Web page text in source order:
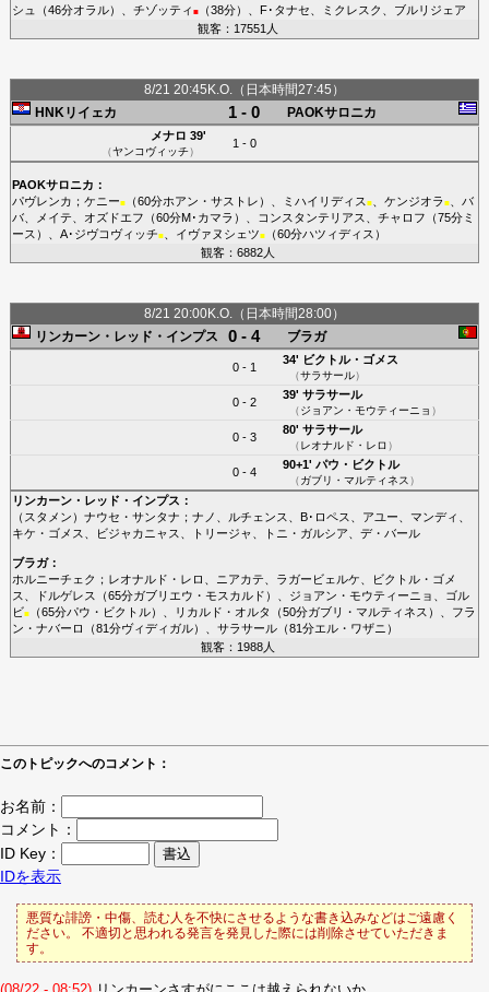
シュ
（46分オラル）、 チゾッティ ■（38分）、 F･タナセ ミクレスク
ブルリジェア
観客：17551人
8/21 20:45K.O.（日本時間27:45）
HNKリイェカ
1 - 0 PAOKサロニカ
メナロ 39'
（ヤンコヴィッチ）
1 - 0
PAOKサロニカ ：
パヴレンカ ； ケニー■（60分ホアン・サストレ ）、 ミハイリディス ■、 ケンジオラ ■、 バ
バ、 メイテ オズドエフ （60分M･カマラ ）、 コンスタンテリアス チャロフ （75分ミ
ース ）、 A･ジヴコヴィッチ■、 イヴァヌシェツ■（60分ハツィディス ）
観客：6882人
8/21 20:00K.O.（日本時間28:00）
リンカーン・レッド・インプス
0 - 4 ブラガ
0 - 1
34' ビクトル・ゴメス
（サラサール）
0 - 2
39' サラサール
（ジョアン・モウティーニョ ）
0 - 3
80' サラサール
（レオナルド・レロ ）
0 - 4
90+1' パウ・ビクトル
（ガブリ・マルティネス ）
リンカーン・レッド・インプス ：
（スタメン） ナウセ・サンタナ ； ナノ ルチェンス B･ロペス アユー マンディ
キケ・ゴメス
ビジャカニャス トリージャ トニ・ガルシア デ・バール
ブラガ：
ホルニーチェク ； レオナルド・レロ ニアカテ ラガービェルケ
ビクトル・ゴメ
ス
ドルゲレス （65分ガブリエウ・モスカルド ）、 ジョアン・モウティーニョ
ゴル
ビ■（65分パウ・ビクトル）、 リカルド・オルタ （50分ガブリ・マルティネス ）、 フラ
ン・ナバーロ
（81分ヴィディガル）、 サラサール（81分エル・ワザニ ）
観客：1988人
このトピックへのコメント：
お名前：
コメント：
ID Key：
IDを表示
悪質な誹謗・中傷、読む人を不快にさせるような書き込みなどはご遠慮く
ださい。 不適切と思われる発言を発見した際には削除させていただきま
す。